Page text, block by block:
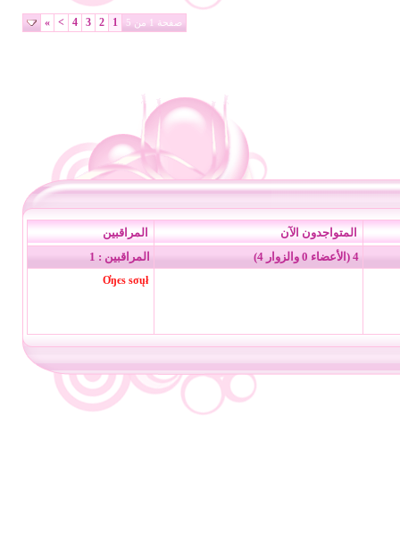
صفحة 1 من 5 1
2
3
4
>
»
المتواجدون الآن
المراقبين
4 (الأعضاء 0 والزوار 4)
المراقبين : 1
Ơŋєѕ ѕσųł